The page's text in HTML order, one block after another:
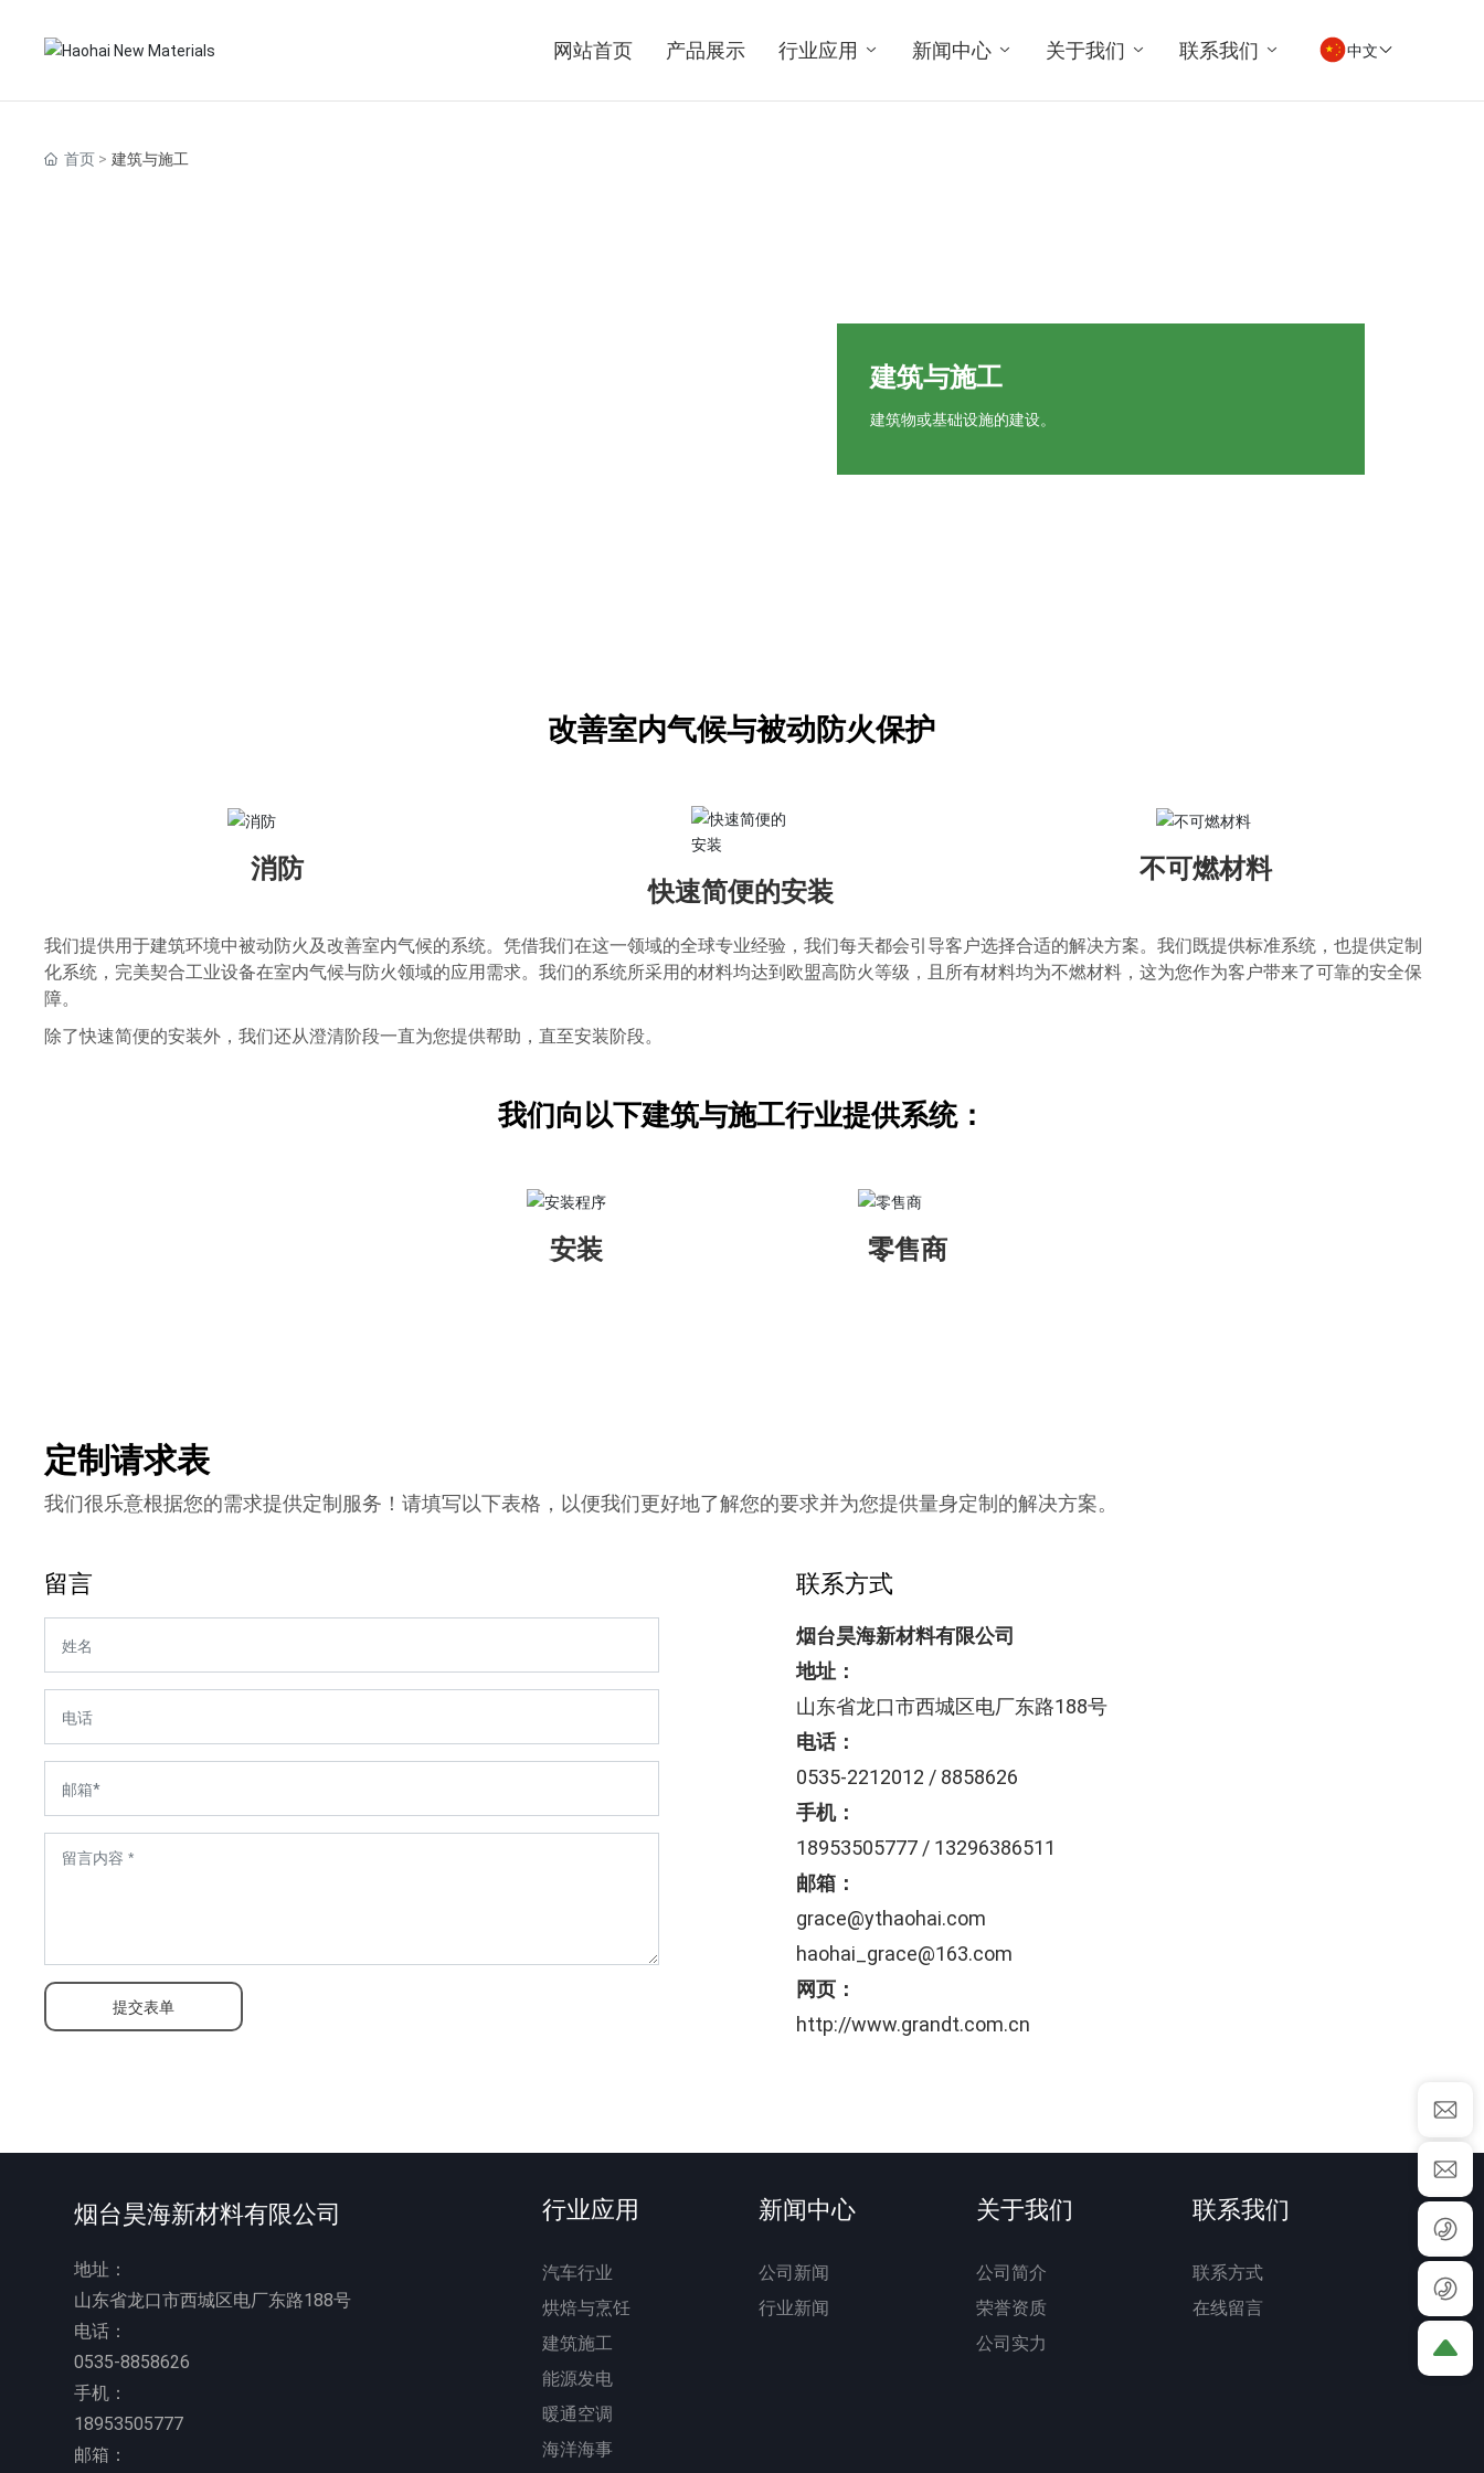
网站首页 产品展示 行业应用 新闻中心 关于我们 联系我们 中文
首页 建筑与施工
建筑与施工
建筑物或基础设施的建设。
改善室内气候与被动防火保护
消防
快速简便的安装
不可燃材料
我们提供用于建筑环境中被动防火及改善室内气候的系统。凭借我们在这一领域的全球专业经验，我们每天都会引导客户选择合适的解决方案。我们既提供标准系统，也提供定制
化系统，完美契合工业设备在室内气候与防火领域的应用需求。我们的系统所采用的材料均达到欧盟高防火等级，且所有材料均为不燃材料，这为您作为客户带来了可靠的安全保
障。
除了快速简便的安装外，我们还从澄清阶段一直为您提供帮助，直至安装阶段。
我们向以下建筑与施工行业提供系统：
安装 零售商
定制请求表
我们很乐意根据您的需求提供定制服务！请填写以下表格，以便我们更好地了解您的要求并为您提供量身定制的解决方案。
留言
提交表单
联系方式
烟台昊海新材料有限公司
地址：
山东省龙口市西城区电厂东路188号
电话：
0535-2212012 / 8858626
手机：
18953505777 / 13296386511
邮箱：
grace@ythaohai.com
haohai_grace@163.com
网页：
http://www.grandt.com.cn
烟台昊海新材料有限公司
地址：
山东省龙口市西城区电厂东路188号
电话：
0535-8858626
手机：
18953505777
邮箱：
行业应用
汽车行业
烘焙与烹饪
建筑施工
能源发电
暖通空调
海洋海事
新闻中心
公司新闻
行业新闻
关于我们
公司简介
荣誉资质
公司实力
联系我们
联系方式
在线留言